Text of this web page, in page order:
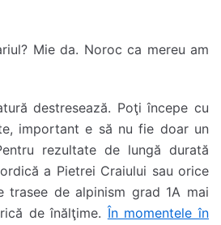
Mie da. Noroc ca mereu am
destresează. Poţi începe cu
important e să nu fie doar un
rezultate de lungă durată
a Pietrei Craiului sau orice
trasee de alpinism grad 1A mai
de înălţime.În momentele în